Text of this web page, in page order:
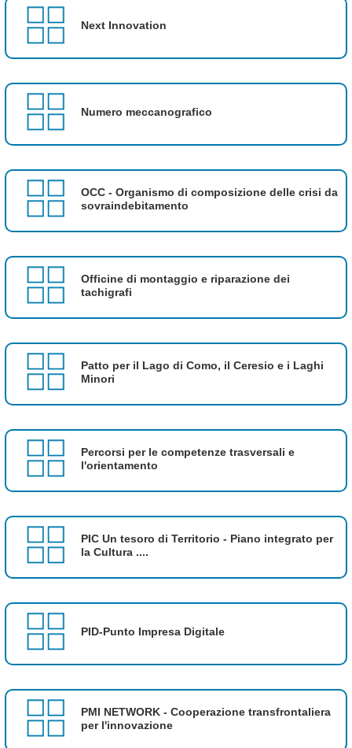
Next Innovation
Numero meccanografico
OCC - Organismo di composizione delle crisi da
sovraindebitamento
Officine di montaggio e riparazione dei
tachigrafi
Patto per il Lago di Como, il Ceresio e i Laghi
Minori
Percorsi per le competenze trasversali e
l'orientamento
PIC Un tesoro di Territorio - Piano integrato per
la Cultura ....
PID-Punto Impresa Digitale
PMI NETWORK - Cooperazione transfrontaliera
per l'innovazione